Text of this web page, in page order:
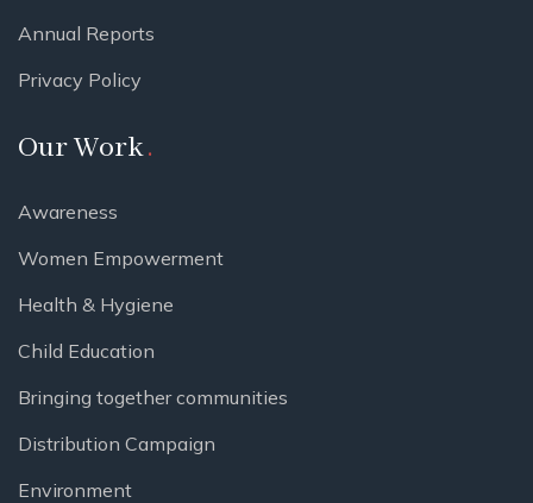
Annual Reports
Privacy Policy
Our Work
Awareness
Women Empowerment
Health & Hygiene
Child Education
Bringing together communities
Distribution Campaign
Environment